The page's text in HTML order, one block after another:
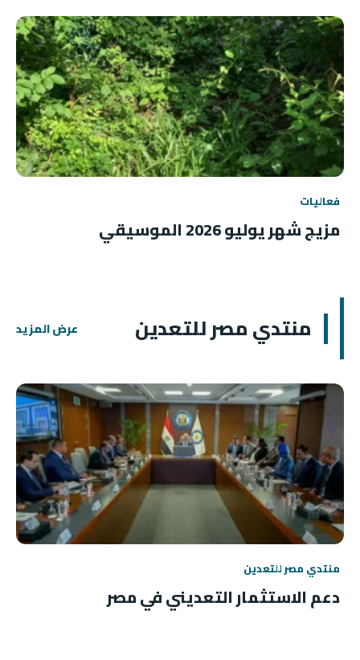
فعاليات
مزيج شهر يوليو 2026 الموسيقي
منتدي مصر للتعدين عرض المزيد
منتدي مصر للتعدين
دعم الاستثمار التعديني في مصر